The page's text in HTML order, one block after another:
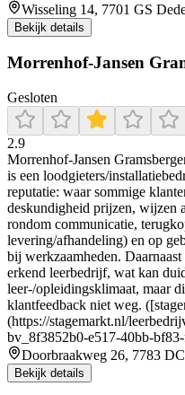
Wisseling 14, 7701 GS
Bekijk details
Morrenhof-Jansen
Gesloten
2.9
Morrenhof-Jansen
is een loodgieters/
reputatie: waar sommige
deskundigheid prijzen, wijzen
rondom communicatie,
levering/afhandeling) en op
bij werkzaamheden.
erkend leerbedrijf, wat kan
leer-/opleidingsklimaat, maar
klantfeedback niet weg.
(https://stagemarkt.nl/
bv_8f3852b0-e517-40bb-
Doorbraakweg 26, 7783
Bekijk details